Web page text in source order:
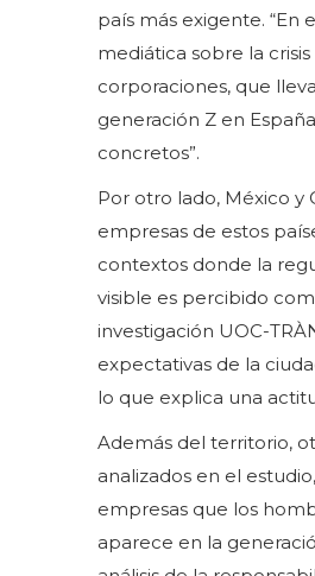
país más exigente. “En
mediática sobre la
corporaciones, que
generación Z en
concretos”.
Por otro lado, México y
empresas de estos
contextos donde la
visible es percibido
investigación UOC-
expectativas de la
lo que explica una
Además del territorio,
analizados en el
empresas que los
aparece en la